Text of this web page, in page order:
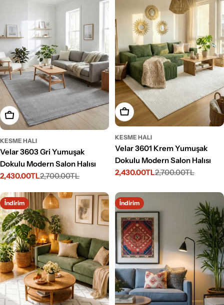
Seçenekleri Belirleyin
KESME HALI
Velar 3603 Gri Yumuşak
Dokulu Modern Salon Halısı
İndirimli
2,430.00TL
Normal
2,700.00TL
Seçenekleri Belirleyin
KESME HALI
Velar 3601 Krem Yumuşak
Dokulu Modern Salon Halısı
İndirimli
2,430.00TL
Normal
2,700.00TL
İndirim İndirim